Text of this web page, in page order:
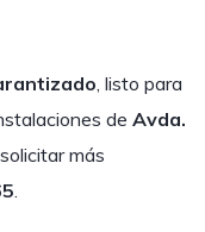
, listo para
de Avda.
más
.